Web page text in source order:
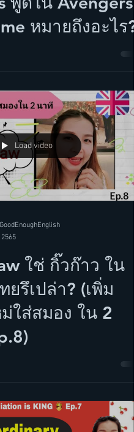
ที่
หมายถึงอะไร?
Load video
ใช่ กิ๊วก๊าว ใน
รึเปล่า? (เพิ่ม